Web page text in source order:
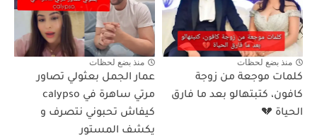
منذ بضع لحظات
كلمات موجعة من زوجة
كافون، كتبتهالو بعد ما فارق
الحياة 💔
منذ بضع لحظات
عمار الجمل بعثولي تصاور
مرتي ساهرة في calypso
كيفاش تحبوني نتصرف و
يكشف المستور